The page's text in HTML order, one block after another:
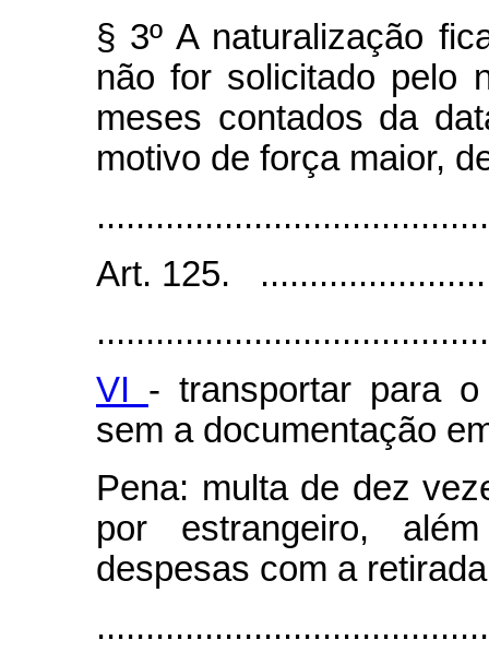
§ 3º A naturalização
não for solicitado pelo
meses contados da
motivo de força maior,
Art. 125.
VI - transportar para
sem a documentação
Pena: multa de dez
por estrangeiro,
despesas com a